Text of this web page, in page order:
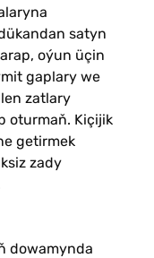
satyn
oýun üçin
gaplary we
zatlary
oturmaň. Kiçijik
getirmek
zady
dowamynda